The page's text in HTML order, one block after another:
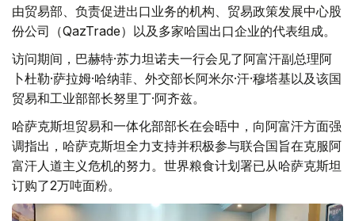
由贸易部、负责促进出口业务的机构、贸易政策发展中心股
份公司（QazTrade）以及多家哈国出口企业的代表组成。
访问期间，巴赫特·苏力坦诺夫一行会见了阿富汗副总理阿
卜杜勒·萨拉姆·哈纳菲、外交部长阿米尔·汗·穆塔基以及该国
贸易和工业部部长努里丁·阿齐兹。
哈萨克斯坦贸易和一体化部部长在会晤中，向阿富汗方面强
调指出，哈萨克斯坦全力支持并积极参与联合国旨在克服阿
富汗人道主义危机的努力。世界粮食计划署已从哈萨克斯坦
订购了2万吨面粉。